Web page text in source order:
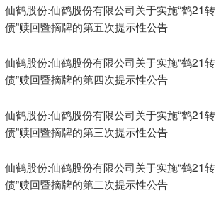
仙鹤股份:仙鹤股份有限公司关于实施“鹤21转
债”赎回暨摘牌的第五次提示性公告
仙鹤股份:仙鹤股份有限公司关于实施“鹤21转
债”赎回暨摘牌的第四次提示性公告
仙鹤股份:仙鹤股份有限公司关于实施“鹤21转
债”赎回暨摘牌的第三次提示性公告
仙鹤股份:仙鹤股份有限公司关于实施“鹤21转
债”赎回暨摘牌的第二次提示性公告